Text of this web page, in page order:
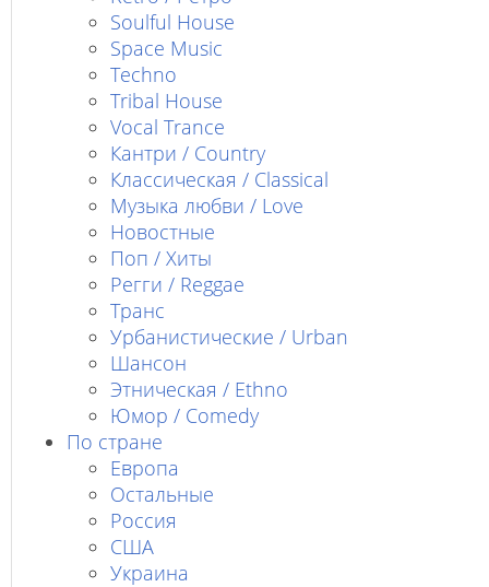
Soulful House
Space Music
Techno
Tribal House
Vocal Trance
Кантри / Country
Классическая / Classical
Музыка любви / Love
Новостные
Поп / Хиты
Регги / Reggae
Транс
Урбанистические / Urban
Шансон
Этническая / Ethno
Юмор / Comedy
По стране
Европа
Остальные
Россия
США
Украина